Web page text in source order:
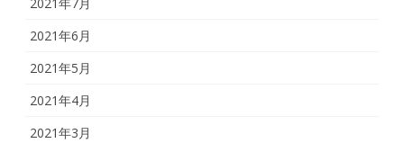
2021年6月
2021年5月
2021年4月
2021年3月